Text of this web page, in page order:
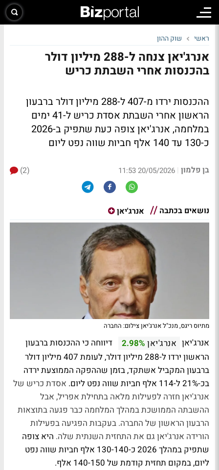
ראשי שוק ההון
אנרג'יאן צנחה ל-288 מיליון דולר
בהכנסות אחרי השבתת כריש
ההכנסות ירדו מ-407 ל-288 מיליון דולר ברבעון
הראשון אחרי השבתת אסדת כריש ל-41 ימים
במלחמה, אנרג'יאן צופה כעת שתפיק ב-2026
כ-130 עד 140 אלף חביות שווה נפט ליום
בן פלמון |
20/05/2026 11:53
(2)
נושאים בכתבה אנרג'יאן
מתיוס ריגס, מנכ"ל אנרג'יאן צילום: החברה
אנרג'יאן אנרג'יאן 2.98%
דיווחה כי ההכנסות ברבעון
הראשון ירדו ל-288 מיליון דולר, לעומת 407 מיליון דולר
ברבעון המקביל אשתקד, בזמן שההפקה הממוצעת ירדה
בכ-21% ל-114 אלף חביות שווה נפט ליום.
אסדת כריש של
אנרג'יאן חזרה לפעילות מלאה בתחילת אפריל, אבל
ההשבתה הממושכת במהלך המלחמה כבר פגעה בתוצאות
הרבעון הראשון של החברה. בעקבות הפגיעה בפעילות
הורידה אנרג'יאן גם את התחזית השנתית שלה. היא צופה
שתפיק במהלך 2026 כ-130-140 אלף חביות שווה נפט
ליום, במקום תחזית קודמת של 140-150 אלף.